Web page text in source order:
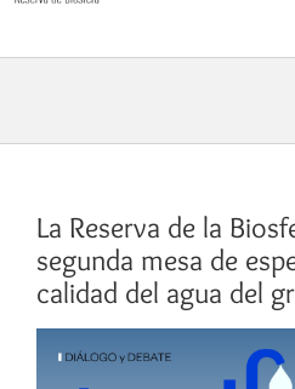
La Reserva de la
segunda mesa de
calidad del agua del